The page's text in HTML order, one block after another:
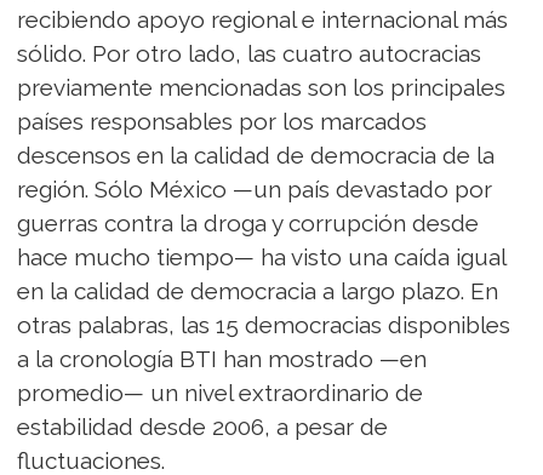
recibiendo apoyo regional e internacional más
sólido. Por otro lado, las cuatro autocracias
previamente mencionadas son los principales
países responsables por los marcados
descensos en la calidad de democracia de la
región. Sólo México —un país devastado por
guerras contra la droga y corrupción desde
hace mucho tiempo— ha visto una caída igual
en la calidad de democracia a largo plazo. En
otras palabras, las 15 democracias disponibles
a la cronología BTI han mostrado —en
promedio— un nivel extraordinario de
estabilidad desde 2006, a pesar de
fluctuaciones.